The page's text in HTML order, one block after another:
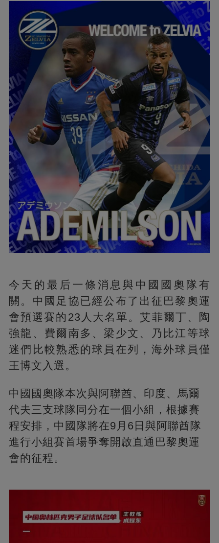
今天的最后一條消息與中國國奧隊有
關。中國足協已經公布了出征巴黎奧運
會預選賽的23人大名單。艾菲爾丁、陶
強龍、費爾南多、梁少文、乃比江等球
迷們比較熟悉的球員在列，海外球員僅
王博文入選。
中國國奧隊本次與阿聯酋、印度、馬爾
代夫三支球隊同分在一個小組，根據賽
程安排，中國隊將在9月6日與阿聯酋隊
進行小組賽首場爭奪開啟直通巴黎奧運
會的征程。